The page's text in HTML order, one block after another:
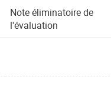
Note éliminatoire de
l'évaluation